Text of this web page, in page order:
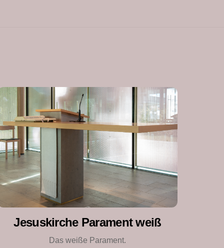
Jesuskirche Parament weiß
Das weiße Parament.